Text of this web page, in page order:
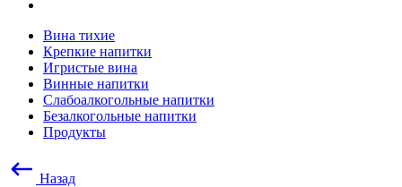
Вина тихие
Крепкие напитки
Игристые вина
Винные напитки
Слабоалкогольные напитки
Безалкогольные напитки
Продукты
Назад